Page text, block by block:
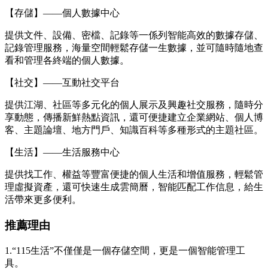
【存儲】——個人數據中心
提供文件、設備、密檔、記錄等一係列智能高效的數據存儲、
記錄管理服務，海量空間輕鬆存儲一生數據，並可隨時隨地查
看和管理各終端的個人數據。
【社交】——互動社交平台
提供江湖、社區等多元化的個人展示及興趣社交服務，隨時分
享動態，傳播新鮮熱點資訊，還可便捷建立企業網站、個人博
客、主題論壇、地方門戶、知識百科等多種形式的主題社區。
【生活】——生活服務中心
提供找工作、權益等豐富便捷的個人生活和增值服務，輕鬆管
理虛擬資產，還可快速生成雲簡曆，智能匹配工作信息，給生
活帶來更多便利。
推薦理由
1.“115生活”不僅僅是一個存儲空間，更是一個智能管理工
具。